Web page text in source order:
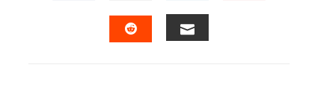
FACEBOOKTWITTERLINKEDIN